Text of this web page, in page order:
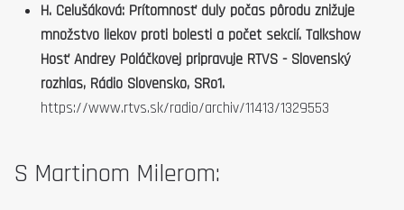
H. Celušáková: Prítomnosť duly počas pôrodu znižuje
množstvo liekov proti bolesti a počet sekcií. Talkshow
Hosť Andrey Poláčkovej pripravuje RTVS - Slovenský
rozhlas, Rádio Slovensko, SRo1.
https://www.rtvs.sk/radio/archiv/11413/1329553
S Martinom Milerom: